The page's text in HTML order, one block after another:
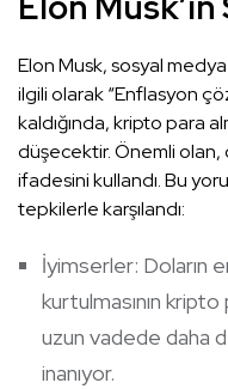
Elon Musk, sosyal
ilgili olarak “Enflasyon
kaldığında, kripto para
düşecektir. Önemli olan,
ifadesini kullandı. Bu
tepkilerle karşılandı:
İyimserler: Doların
kurtulmasının kripto
uzun vadede daha
inanıyor.